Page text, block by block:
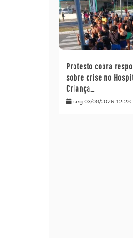
Protesto cobra
sobre crise no
Criança…
seg 03/08/2026 12:28